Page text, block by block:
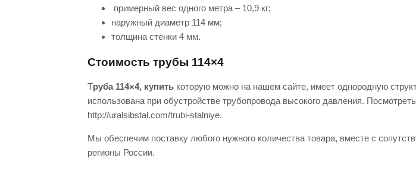
примерный вес одного метра – 10,9 кг;
наружный диаметр 114 мм;
толщина стенки 4 мм.
Стоимость трубы 114×4
Труба 114×4, купить которую можно на нашем сайте, имеет однородную
использована при обустройстве трубопровода высокого давления.
http://uralsibstal.com/trubi-stalniye.
Мы обеспечим поставку любого нужного количества товара, вместе с
регионы России.